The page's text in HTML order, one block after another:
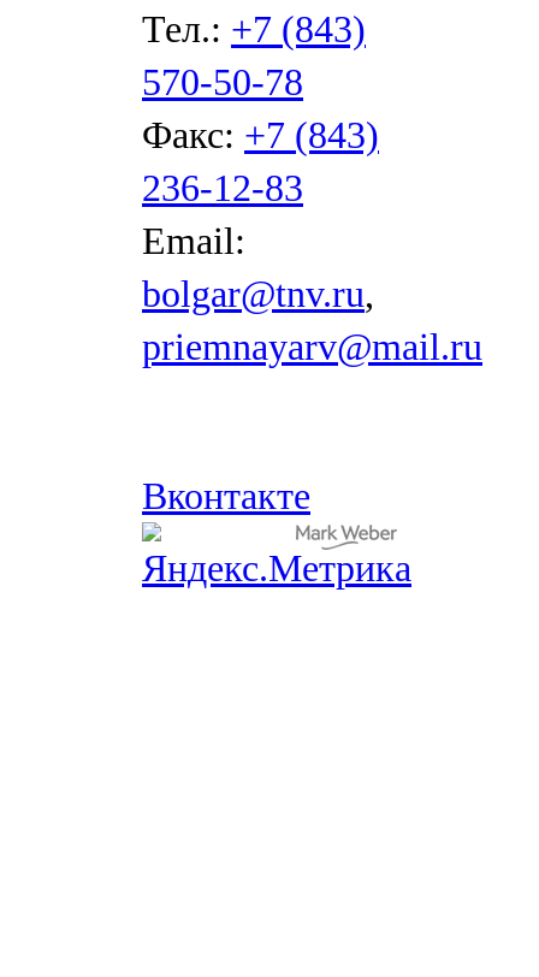
Тел.: +7 (843)
570-50-78
Факс: +7 (843)
236-12-83
Email:
bolgar@tnv.ru,
priemnayarv@mail.ru
Вконтакте